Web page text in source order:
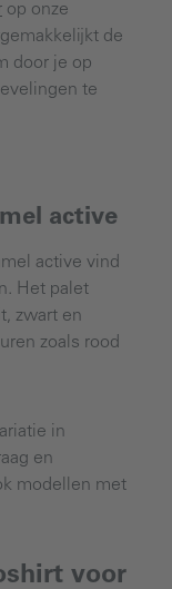
op onze
de
door je op
te
active
active vind
Het palet
zwart en
zoals rood
in
en
modellen met
voor